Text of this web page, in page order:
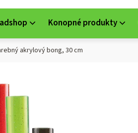
Konopné produkty
akrylový bong, 30 cm